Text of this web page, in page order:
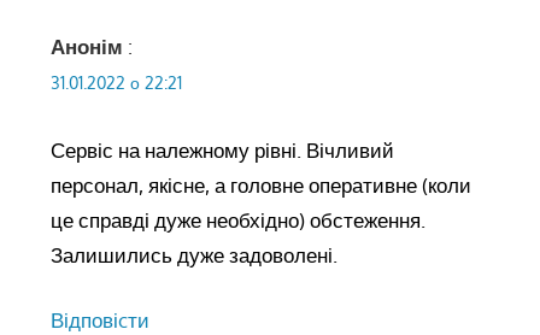
Анонім :
31.01.2022 о 22:21
Сервіс на належному рівні. Вічливий
персонал, якісне, а головне оперативне (коли
це справді дуже необхідно) обстеження.
Залишились дуже задоволені.
Відповіcти